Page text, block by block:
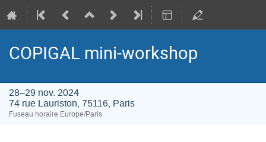
COPIGAL mini-workshop
28–29 nov. 2024
74 rue Lauriston, 75116, Paris
Fuseau horaire Europe/Paris